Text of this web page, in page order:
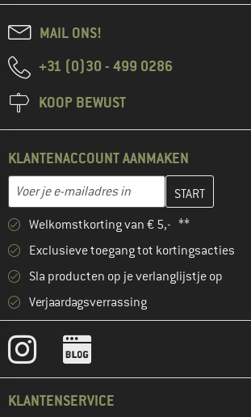
MAIL ONS!
+31 (0)30 - 499 0286
KOOP BEWUST
KLANTENACCOUNT AANMAKEN
E-mailadres
Vul je e-mailadres hier in en maak in de
Welkomstkorting van € 5,- **
Exclusieve toegang tot kortingsacties
Sla producten op je verlanglijstje op
Verjaardagsverrassing
KLANTENSERVICE